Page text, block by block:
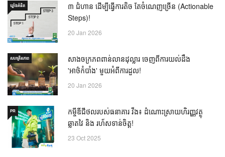
ឃ្លាំង​គំនិត
៣ ជំហាន ដើម្បីធ្វើការតិច តែចំណេញច្រើន (Actionable
Steps)!
20 Jan 2026
សហគ្រិនភាព
សាងចក្រភពពាន់លានដុល្លារ ចេញពីការយល់ដឹង
'អាថ៌កំបាំង' មួយអំពីការដួល!
20 Jan 2026
PR
កម្ចីឌីជីថលរបស់ធនាគារ វីង៖ ដំណោះស្រាយហិរញ្ញវត្ថុ
ឆ្លាតវៃ និង រហ័សទាន់ចិត្ត!
23 Oct 2025